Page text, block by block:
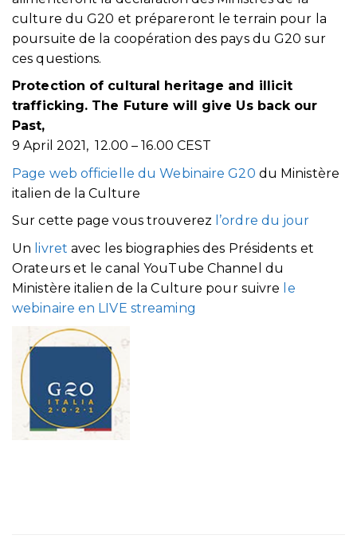
culture du G20 et prépareront le terrain pour la
poursuite de la coopération des pays du G20 sur
ces questions.
Protection of cultural heritage and illicit
trafficking. The Future will give Us back our
Past,
9 April 2021, 12.00 – 16.00 CEST
Page web officielle du Webinaire G20 du Ministère
italien de la Culture
Sur cette page vous trouverez l’ordre du jour
Un livret avec les biographies des Présidents et
Orateurs et le canal YouTube Channel du
Ministère italien de la Culture pour suivre le
webinaire en LIVE streaming